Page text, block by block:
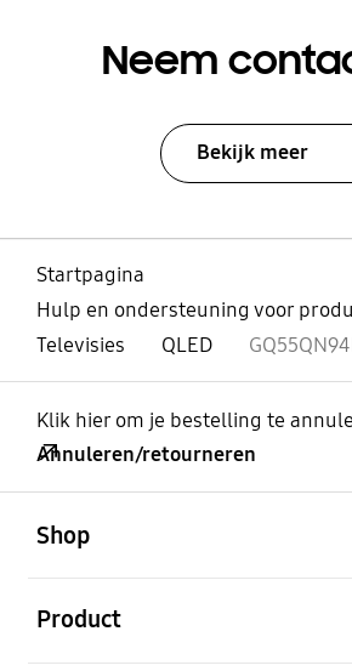
Neem
Bekijk meer
Startpagina
Hulp en ondersteuning voor
Televisies
QLED
Klik hier om je bestelling te
Annuleren/retourneren
Shop
Product